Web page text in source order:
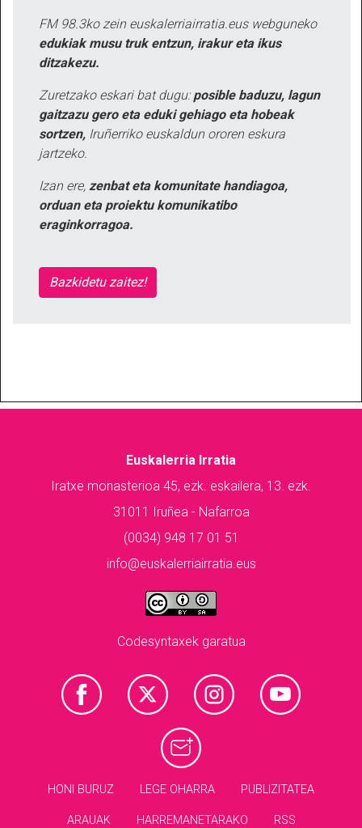
FM 98.3ko zein euskalerriairratia.eus webguneko
edukiak musu truk entzun, irakur eta ikus
ditzakezu.
Zuretzako eskari bat dugu: posible baduzu, lagun
gaitzazu gero eta eduki gehiago eta hobeak
sortzen, Iruñerriko euskaldun ororen eskura
jartzeko.
Izan ere, zenbat eta komunitate handiagoa,
orduan eta proiektu komunikatibo
eraginkorragoa.
Bazkidetu zaitez!
Euskalerria Irratia
Iratxe monasterioa 45, ezk. eskailera, 13. ezk.
31011 Iruñea - Nafarroa
(0034) 948 17 01 51
info@euskalerriairratia.eus
Codesyntaxek garatua
HONI BURUZ LEGE OHARRA PUBLIZITATEA
ARAUAK HARREMANETARAKO RSS